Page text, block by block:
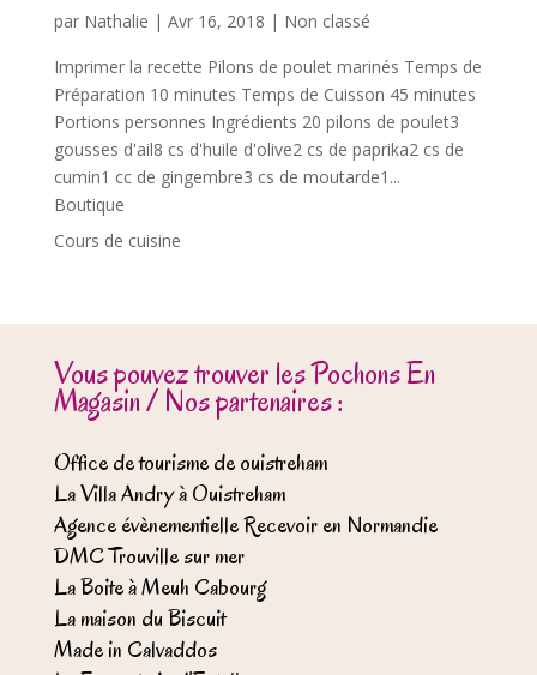
par Nathalie | Avr 16, 2018 | Non classé
Imprimer la recette Pilons de poulet marinés Temps de
Préparation 10 minutes Temps de Cuisson 45 minutes
Portions personnes Ingrédients 20 pilons de poulet3
gousses d'ail8 cs d'huile d'olive2 cs de paprika2 cs de
cumin1 cc de gingembre3 cs de moutarde1...
Boutique
Cours de cuisine
Vous pouvez trouver les Pochons En
Magasin / Nos partenaires :
Office de tourisme de ouistreham
La Villa Andry à Ouistreham
Agence évènementielle Recevoir en Normandie
DMC Trouville sur mer
La Boite à Meuh Cabourg
La maison du Biscuit
Made in Calvaddos